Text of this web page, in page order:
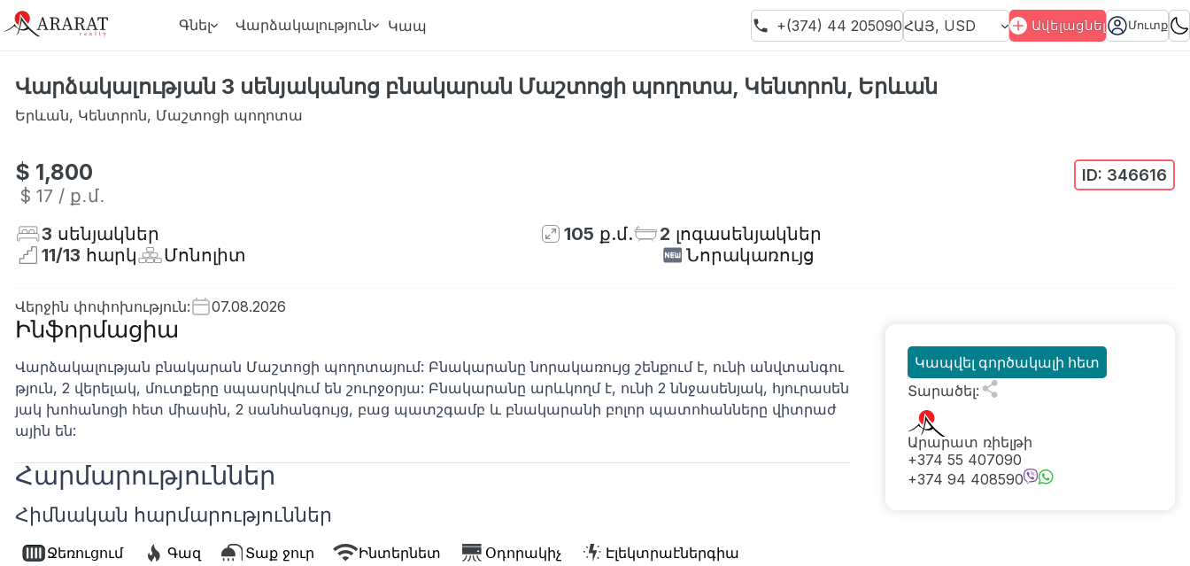
Գնել Վարձակալություն Կապ +(374) 44 205090ՀԱՅ, USD Ավելացնել Մուտք
Վարձակալության 3 սենյականոց բնակարան Մաշտոցի պողոտա, Կենտրոն, Երևան
Երևան, Կենտրոն, Մաշտոցի պողոտա
$ 1,800
$ 17 / ք․մ․
ID: 346616
3 սենյակներ 105 ք.մ. 2 լոգասենյակներ
11/13 հարկ Մոնոլիտ Նորակառույց
Վերջին փոփոխություն: 07.08.2026
Ինֆորմացիա
Վարձակալության բնակարան Մաշտոցի պողոտայում: Բնակարանը նորակառույց շենքում է, ունի անվտանգու
թյուն, 2 վերելակ, մուտքերը սպասրկվում են շուրջօրյա: Բնակարանը արևկողմ է, ունի 2 ննջասենյակ, հյուրասեն
յակ խոհանոցի հետ միասին, 2 սանհանգույց, բաց պատշգամբ և բնակարանի բոլոր պատոհանները վիտրաժ
ային են:
Հարմարություններ
Հիմնական հարմարություններ
Ջեռուցում Գազ Տաք ջուր Ինտերնետ Օդորակիչ Էլեկտրաէներգիա
Կապվել գործակալի հետ
Տարածել:
Արարատ ռիելթի
+374 55 407090
+374 94 408590